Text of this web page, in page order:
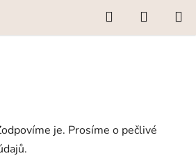
Hledat
KOŠÍK
je. Prosíme o pečlivé